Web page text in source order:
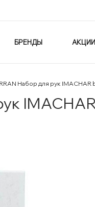
БРЕНДЫ АКЦИИ
Набор для рук